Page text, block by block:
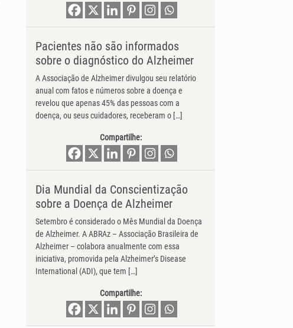
Pacientes não são informados
sobre o diagnóstico do Alzheimer
A Associação de Alzheimer divulgou seu relatório
anual com fatos e números sobre a doença e
revelou que apenas 45% das pessoas com a
doença, ou seus cuidadores, receberam o […]
Compartilhe:
Dia Mundial da Conscientização
sobre a Doença de Alzheimer
Setembro é considerado o Mês Mundial da Doença
de Alzheimer. A ABRAz – Associação Brasileira de
Alzheimer – colabora anualmente com essa
iniciativa, promovida pela Alzheimer’s Disease
International (ADI), que tem […]
Compartilhe: